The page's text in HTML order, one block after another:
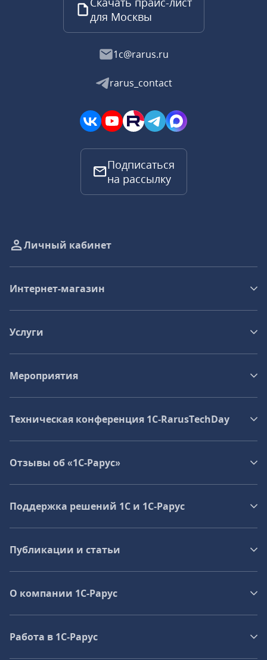
для Москвы
1c@rarus.ru
rarus_contact
Подписаться
на рассылку
Личный кабинет
Интернет-магазин
Услуги
Мероприятия
Техническая конференция 1C‑RarusTechDay
Отзывы об «1С-Рарус»
Поддержка решений 1С и 1С‑Рарус
Публикации и статьи
О компании 1C-Рарус
Работа в 1С‑Рарус